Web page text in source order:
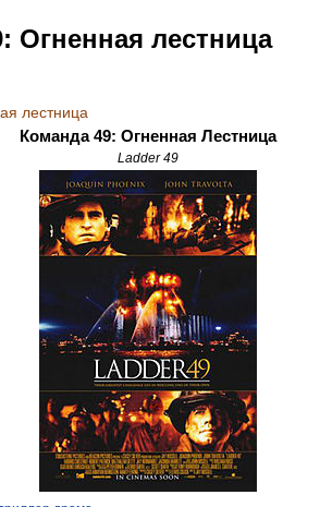
Огненная лестница
лестница
Команда 49: Огненная Лестница
Ladder 49